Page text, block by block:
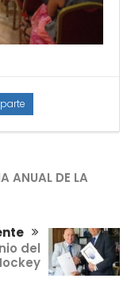
ANUAL DE LA
del